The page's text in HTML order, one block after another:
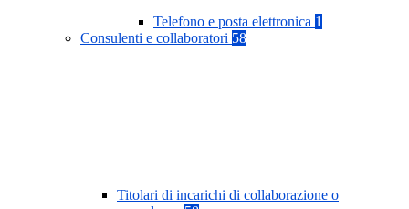
Telefono e posta elettronica 1
Consulenti e collaboratori 58
Titolari di incarichi di collaborazione o